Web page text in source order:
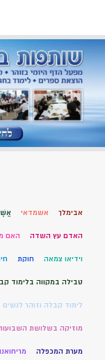
אבימלך אשמדאי
האדם עץ השדה האם
וידיאו צמאה חוקת
טבילה במקווה בלימוד
לימוד קבלה וזוהר לנשים
מוזיקה בשלושת
מערת המכפלה